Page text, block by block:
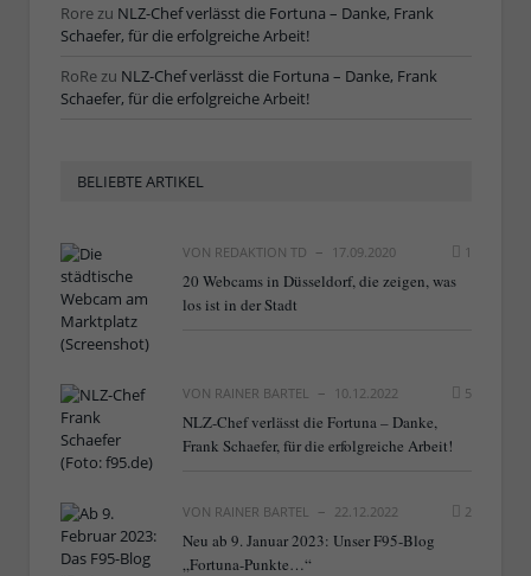
Rorezu NLZ-Chef verlässt die Fortuna – Danke, Frank
Schaefer, für die erfolgreiche Arbeit!
RoRezu NLZ-Chef verlässt die Fortuna – Danke, Frank
Schaefer, für die erfolgreiche Arbeit!
BELIEBTE ARTIKEL
VON REDAKTION TD 17.09.2020 1
20 Webcams in Düsseldorf, die zeigen, was
los ist in der Stadt
VON RAINER BARTEL 10.12.2022 5
NLZ-Chef verlässt die Fortuna – Danke,
Frank Schaefer, für die erfolgreiche Arbeit!
VON RAINER BARTEL 22.12.2022 2
Neu ab 9. Januar 2023: Unser F95-Blog
„Fortuna-Punkte…“